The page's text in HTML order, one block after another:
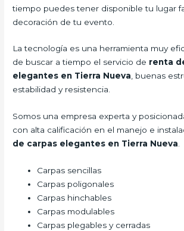
tiempo puedes tener disponible tu lugar
decoración de tu evento.
La tecnología es una herramienta muy
de buscar a tiempo el servicio de renta
elegantes en Tierra Nueva, buenas
estabilidad y resistencia.
Somos una empresa experta y
con alta calificación en el manejo e
de carpas elegantes en Tierra Nueva.
Carpas sencillas
Carpas poligonales
Carpas hinchables
Carpas modulables
Carpas plegables y cerradas